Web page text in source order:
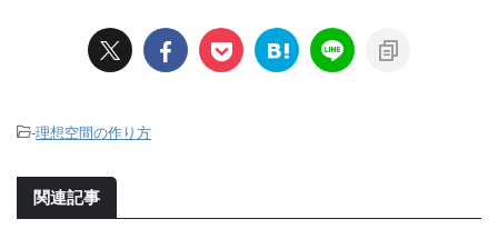
-理想空間の作り方
関連記事